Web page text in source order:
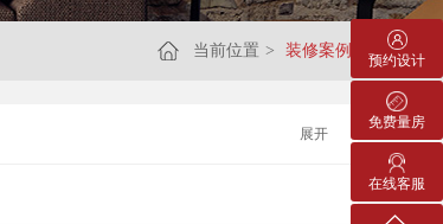
当前位置 > 装修案例
展开
预约设计
免费量房
在线客服